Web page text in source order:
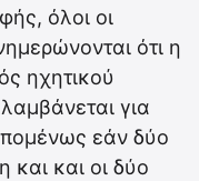
όλοι οι
ότι η
ηχητικού
για
εάν δύο
και και οι δύο